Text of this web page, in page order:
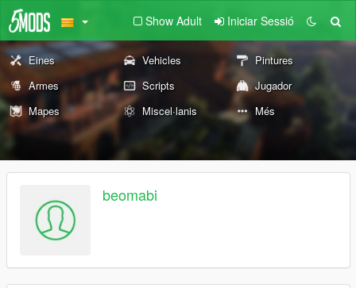
Show Adult Iniciar Sessió
Eines Vehicles
Pintures
Armes
Scripts
Jugador
Mapes
Miscel·lanis Més
beomabi